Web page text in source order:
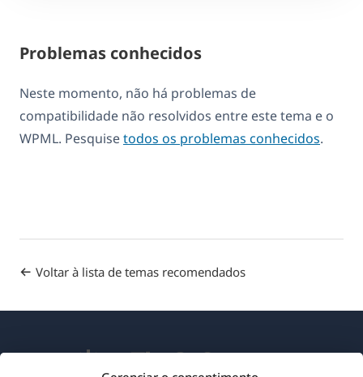
Problemas conhecidos
Neste momento, não há problemas de
compatibilidade não resolvidos entre este tema e o
WPML. Pesquisetodos os problemas conhecidos.
Voltar à lista de temas recomendados